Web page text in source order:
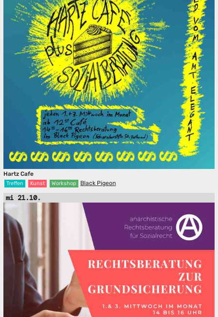
Hartz Cafe
Treffen Kunst Workshop Black Pigeon
mi 21.10.